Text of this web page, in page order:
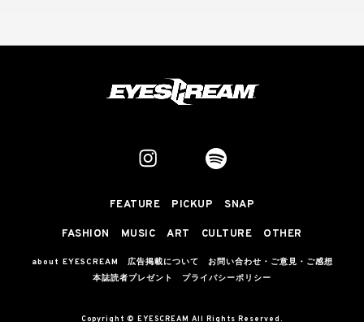
FEATURE PICKUP SNAP
FASHION MUSIC ART CULTURE OTHER
about EYESCREAM 広告掲載について
お問い合わせ・ご意見・ご感想
本誌読者プレゼント
プライバシーポリシー
Copyright © EYESCREAM All Rights Reserved.